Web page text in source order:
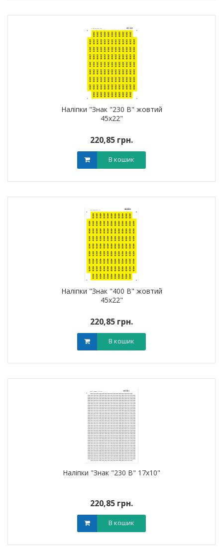
Наліпки "Знак "230 В" жовтий
45х22"
220,85 грн.
В кошик
Наліпки "Знак "400 В" жовтий
45х22"
220,85 грн.
В кошик
Наліпки "Знак "230 В" 17х10"
220,85 грн.
В кошик